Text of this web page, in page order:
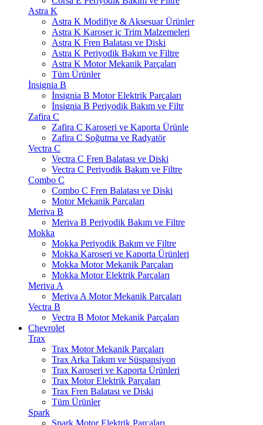
Astra K
Astra K Modifiye & Aksesuar Ürünler
Astra K Karoser iç Trim Malzemeleri
Astra K Fren Balatası ve Diski
Astra K Periyodik Bakım ve Filtre
Astra K Motor Mekanik Parçaları
Tüm Ürünler
İnsignia B
İnsignia B Motor Elektrik Parçaları
İnsignia B Periyodik Bakım ve Filtr
Zafira C
Zafira C Karoseri ve Kaporta Ürünle
Zafira C Soğutma ve Radyatör
Vectra C
Vectra C Fren Balatası ve Diski
Vectra C Periyodik Bakım ve Filtre
Combo C
Combo C Fren Balatası ve Diski
Motor Mekanik Parçaları
Meriva B
Meriva B Periyodik Bakım ve Filtre
Mokka
Mokka Periyodik Bakım ve Filtre
Mokka Karoseri ve Kaporta Ürünleri
Mokka Motor Mekanik Parçaları
Mokka Motor Elektrik Parçaları
Meriva A
Meriva A Motor Mekanik Parçaları
Vectra B
Vectra B Motor Mekanik Parçaları
Chevrolet
Trax
Trax Motor Mekanik Parçaları
Trax Arka Takım ve Süspansiyon
Trax Karoseri ve Kaporta Ürünleri
Trax Motor Elektrik Parçaları
Trax Fren Balatası ve Diski
Tüm Ürünler
Spark
Spark Motor Elektrik Parçaları